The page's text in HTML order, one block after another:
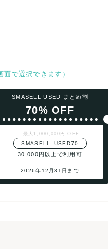
で選択できます）
SMASELL USED まとめ割
70% OFF
最大1,000,000円 OFF
SMASELL_USED70
30,000円以上で利用可
2026年12月31日まで